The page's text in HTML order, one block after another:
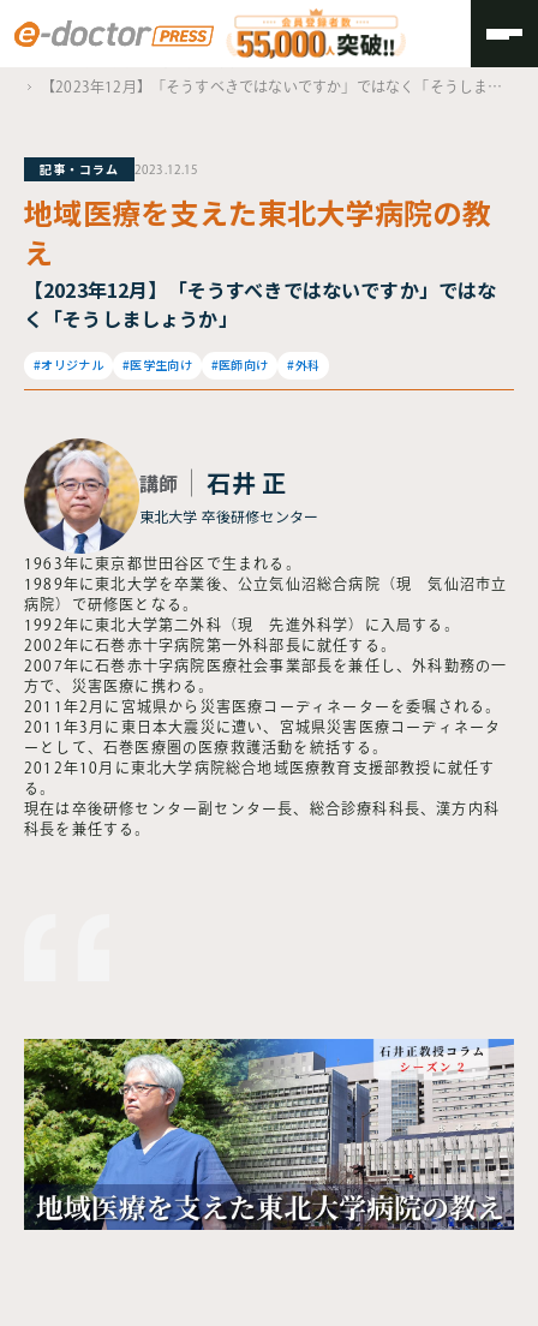
TOP
地域医療を支えた東北大学病院の教え
【2023年12月】「そうすべきではないですか」ではなく「そうしまし
記事・コラム 2023.12.15
地域医療を支えた東北大学病院の教
え
【2023年12月】「そうすべきではないですか」ではな
く「そうしましょうか」
#オリジナル #医学生向け #医師向け #外科
講師 石井 正
東北大学 卒後研修センター
1963年に東京都世田谷区で生まれる。
1989年に東北大学を卒業後、公立気仙沼総合病院（現 気仙沼市立
病院）で研修医となる。
1992年に東北大学第二外科（現 先進外科学）に入局する。
2002年に石巻赤十字病院第一外科部長に就任する。
2007年に石巻赤十字病院医療社会事業部長を兼任し、外科勤務の一
方で、災害医療に携わる。
2011年2月に宮城県から災害医療コーディネーターを委嘱される。
2011年3月に東日本大震災に遭い、宮城県災害医療コーディネータ
ーとして、石巻医療圏の医療救護活動を統括する。
2012年10月に東北大学病院総合地域医療教育支援部教授に就任す
る。
現在は卒後研修センター副センター長、総合診療科科長、漢方内科
科長を兼任する。